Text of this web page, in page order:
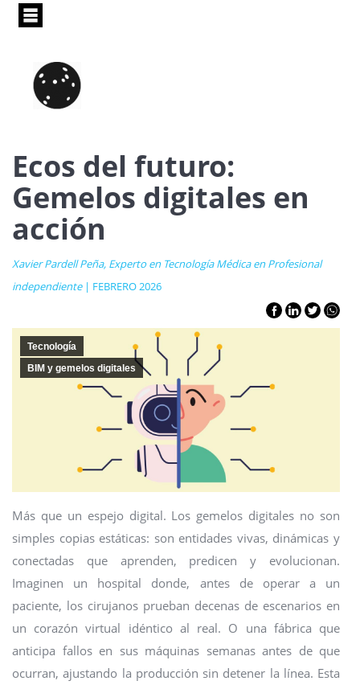
Pasar
principal
Ecos del futuro:
Gemelos digitales en
acción
Xavier Pardell Peña, Experto en Tecnología Médica en Profesional
independiente | FEBRERO 2026
Tecnología
BIM y gemelos digitales
Más que un espejo digital. Los gemelos digitales no son
simples copias estáticas: son entidades vivas, dinámicas y
conectadas que aprenden, predicen y evolucionan.
Imaginen un hospital donde, antes de operar a un
paciente, los cirujanos prueban decenas de escenarios en
un corazón virtual idéntico al real. O una fábrica que
anticipa fallos en sus máquinas semanas antes de que
ocurran, ajustando la producción sin detener la línea. Esta